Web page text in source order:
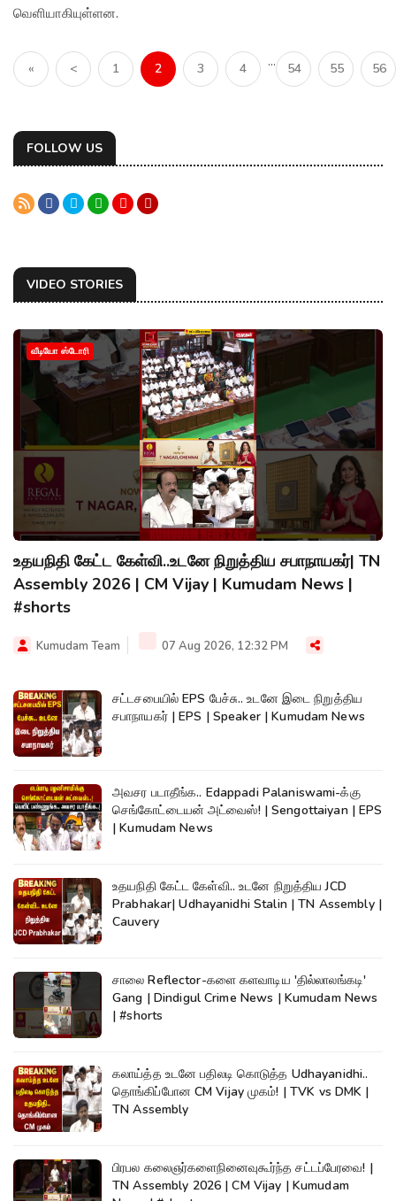
வெளியாகியுள்ளன.
« < 1 2 3 4 ... 54 55 56
FOLLOW US
VIDEO STORIES
வீடியோ ஸ்டோரி
உதயநிதி கேட்ட கேள்வி..உடனே நிறுத்திய சபாநாயகர்| TN
Assembly 2026 | CM Vijay | Kumudam News |
#shorts
Kumudam Team 07 Aug 2026, 12:32 PM
சட்டசபையில் EPS பேச்சு.. உடனே இடை நிறுத்திய
சபாநாயகர் | EPS | Speaker | Kumudam News
அவசர படாதீங்க.. Edappadi Palaniswami-க்கு
செங்கோட்டையன் அட்வைஸ்! | Sengottaiyan | EPS
| Kumudam News
உதயநிதி கேட்ட கேள்வி.. உடனே நிறுத்திய JCD
Prabhakar| Udhayanidhi Stalin | TN Assembly |
Cauvery
சாலை Reflector-களை களவாடிய 'தில்லாலங்கடி'
Gang | Dindigul Crime News | Kumudam News
| #shorts
கலாய்த்த உடனே பதிலடி கொடுத்த Udhayanidhi..
தொங்கிப்போன CM Vijay முகம்! | TVK vs DMK |
TN Assembly
பிரபல கலைஞர்களைநினைவுகூர்ந்த சட்டப்பேரவை! |
TN Assembly 2026 | CM Vijay | Kumudam